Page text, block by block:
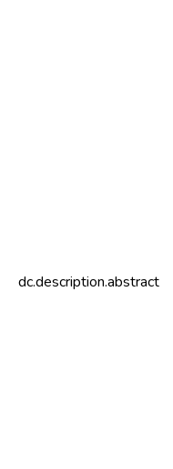
dc.description.abstract